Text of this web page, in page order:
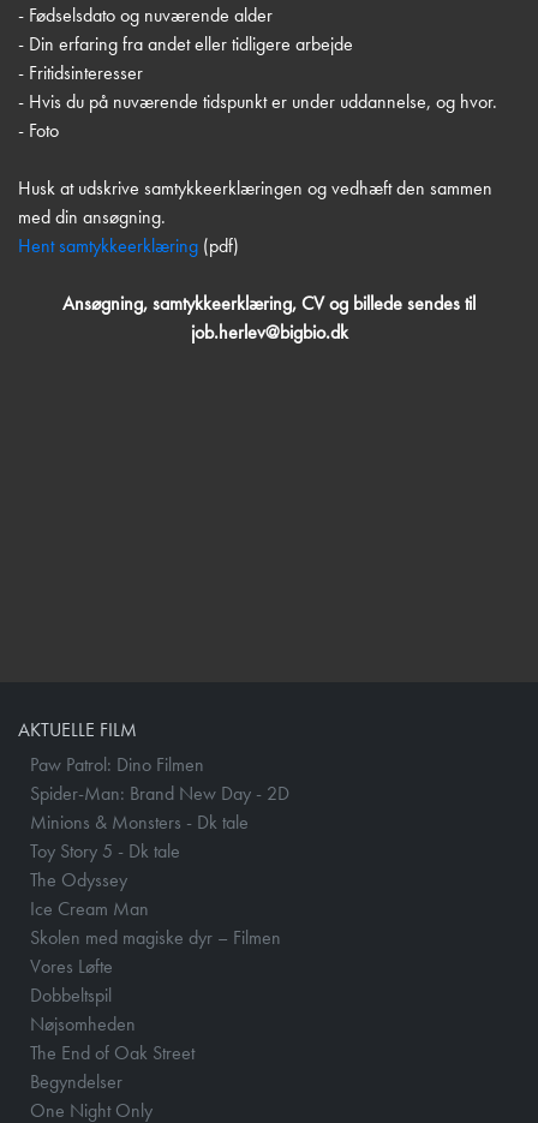
- Fødselsdato og nuværende alder
- Din erfaring fra andet eller tidligere arbejde
- Fritidsinteresser
- Hvis du på nuværende tidspunkt er under uddannelse, og hvor.
- Foto
Husk at udskrive samtykkeerklæringen og vedhæft den sammen
med din ansøgning.
Hent samtykkeerklæring (pdf)
Ansøgning, samtykkeerklæring, CV og billede sendes til
job.herlev@bigbio.dk
AKTUELLE FILM
Paw Patrol: Dino Filmen
Spider-Man: Brand New Day - 2D
Minions & Monsters - Dk tale
Toy Story 5 - Dk tale
The Odyssey
Ice Cream Man
Skolen med magiske dyr – Filmen
Vores Løfte
Dobbeltspil
Nøjsomheden
The End of Oak Street
Begyndelser
One Night Only